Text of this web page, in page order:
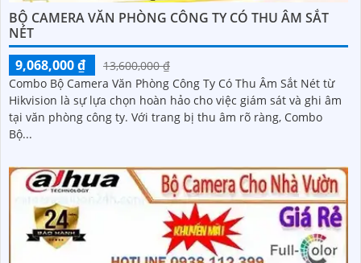
BỘ CAMERA VĂN PHÒNG CÔNG TY CÓ THU ÂM SẮT
NÉT
9,068,000 ₫
13,600,000 ₫
Combo Bộ Camera Văn Phòng Công Ty Có Thu Âm Sắt Nét từ
Hikvision là sự lựa chọn hoàn hảo cho việc giám sát và ghi âm
tại văn phòng công ty. Với trang bị thu âm rõ ràng, Combo
Bộ...